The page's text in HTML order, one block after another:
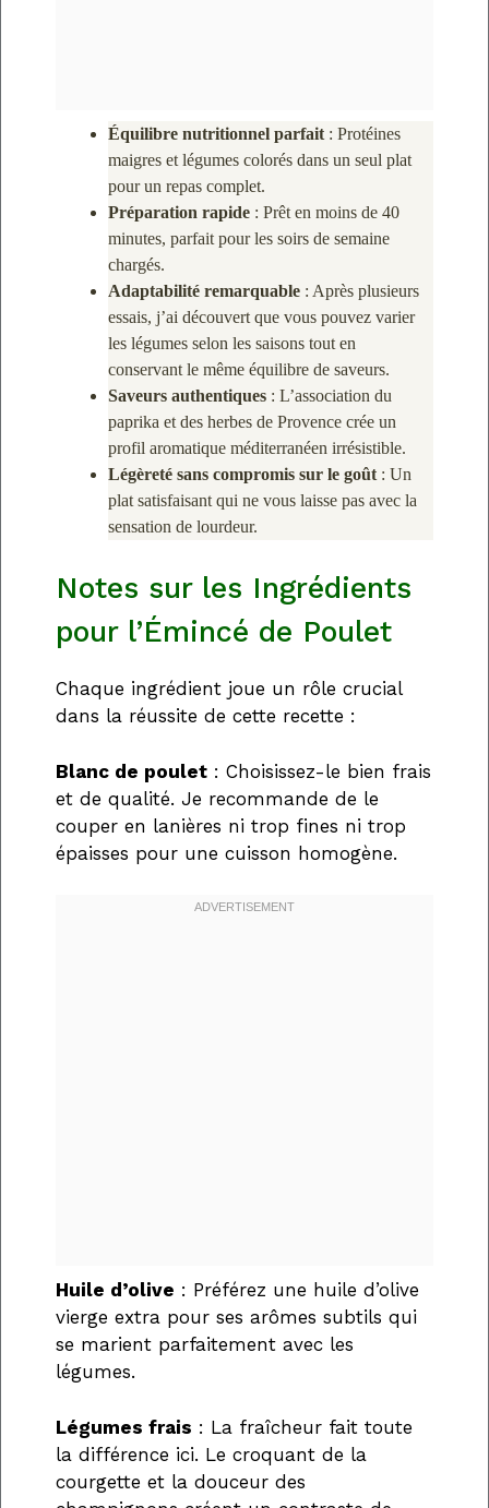
Équilibre nutritionnel parfait : Protéines
maigres et légumes colorés dans un seul plat
pour un repas complet.
Préparation rapide : Prêt en moins de 40
minutes, parfait pour les soirs de semaine
chargés.
Adaptabilité remarquable : Après plusieurs
essais, j’ai découvert que vous pouvez varier
les légumes selon les saisons tout en
conservant le même équilibre de saveurs.
Saveurs authentiques : L’association du
paprika et des herbes de Provence crée un
profil aromatique méditerranéen irrésistible.
Légèreté sans compromis sur le goût : Un
plat satisfaisant qui ne vous laisse pas avec la
sensation de lourdeur.
Notes sur les Ingrédients
pour l’Émincé de Poulet
Chaque ingrédient joue un rôle crucial
dans la réussite de cette recette :
Blanc de poulet : Choisissez-le bien frais
et de qualité. Je recommande de le
couper en lanières ni trop fines ni trop
épaisses pour une cuisson homogène.
Huile d’olive : Préférez une huile d’olive
vierge extra pour ses arômes subtils qui
se marient parfaitement avec les
légumes.
Légumes frais : La fraîcheur fait toute
la différence ici. Le croquant de la
courgette et la douceur des